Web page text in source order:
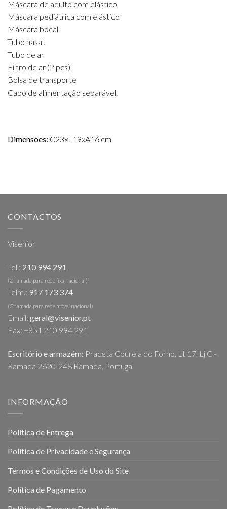
Máscara de adulto com elástico
Máscara pediátrica com elástico
Máscara bocal
Tubo nasal.
Tubo de ar
Filtro de ar (2 pcs)
Bolsa de transporte
Cabo de alimentação separável.
Dimensões: C23xL19xA16 cm
CONTACTOS
Visenior
Tel.: 210 994 291
(Chamada para rede fixa nacional)
Telm.: 917 173 374
(Chamada para rede móvel nacional)
Email: geral@visenior.pt
Fax: +351 210 994 291
Escritório e armazém: Praceta Courela do Forno, Lt 17, Lj C -
Ramada 2620-248 Ramada, Portugal
INFORMAÇÃO
Política de Entrega
Política de Privacidade e Segurança
Termos e Condições de Uso do Site
Política de Pagamento